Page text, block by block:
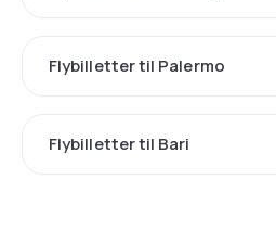
Flybilletter til Palermo
Flybilletter til Bari